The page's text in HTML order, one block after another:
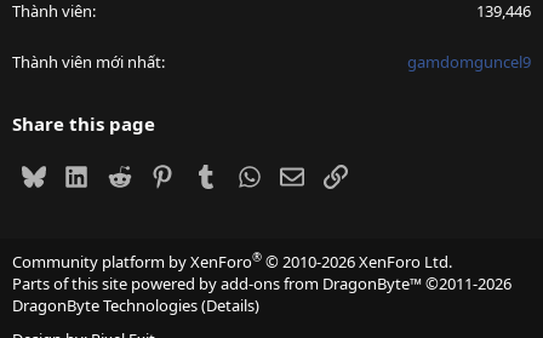
Thành viên 139,446
Thành viên mới nhất gamdomguncel9
Share this page
BlueskyLinkedIn
Reddit PinterestTumblrWhatsApp
EmailLink
Community platform by XenForo® © 2010-2026 XenForo Ltd.
Parts of this site powered byadd-ons from DragonByte™©2011-2026
DragonByte Technologies(Details)